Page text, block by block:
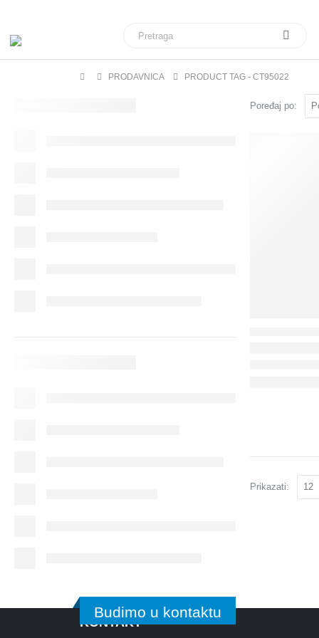
PRODAVNICA PRODUCT TAG - CT95022
Poređaj po:
Prikazati:
Budimo u kontaktu
KONTAKT